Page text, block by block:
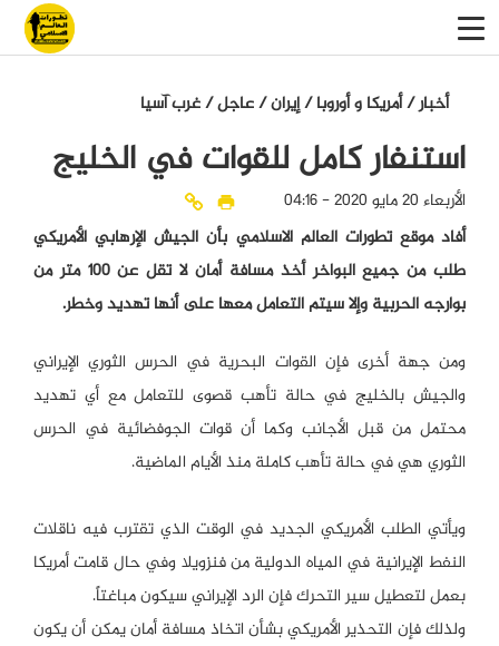
أخبار/أمريكا و أوروبا/إيران/عاجل/غرب آسيا
استنفار كامل للقوات في الخليج
الأربعاء 20 مايو 2020 - 04:16
أفاد موقع تطورات العالم الاسلامي بأن الجيش الإرهابي الأمريكي
طلب من جميع البواخر أخذ مسافة أمان لا تقل عن 100 متر من
بوارجه الحربية وإلا سيتم التعامل معها على أنها تهديد وخطر.
ومن جهة أخرى فإن القوات البحرية في الحرس الثوري الإيراني
والجيش بالخليج في حالة تأهب قصوى للتعامل مع أي تهديد
محتمل من قبل الأجانب وكما أن قوات الجوفضائية في الحرس
الثوري هي في حالة تأهب كاملة منذ الأيام الماضية.
ويأتي الطلب الأمريكي الجديد في الوقت الذي تقترب فيه ناقلات
النفط الإيرانية في المياه الدولية من فنزويلا وفي حال قامت أمريكا
بعمل لتعطيل سير التحرك فإن الرد الإيراني سيكون مباغتاً.
ولذلك فإن التحذير الأمريكي بشأن اتخاذ مسافة أمان يمكن أن يكون